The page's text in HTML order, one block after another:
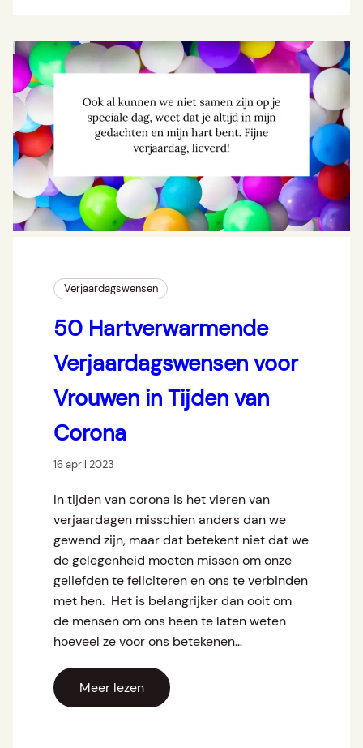
Verjaardagswensen
50 Hartverwarmende
Verjaardagswensen voor
Vrouwen in Tijden van
Corona
16 april 2023
In tijden van corona is het vieren van
verjaardagen misschien anders dan we
gewend zijn, maar dat betekent niet dat we
de gelegenheid moeten missen om onze
geliefden te feliciteren en ons te verbinden
met hen. Het is belangrijker dan ooit om
de mensen om ons heen te laten weten
hoeveel ze voor ons betekenen…
Meer lezen